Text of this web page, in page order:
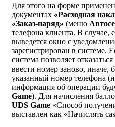
Для этого на форме
документах «Расходная
«Заказ-наряд» (меню
телефона клиента. В случае,
выведется окно с
зарегистрирован в
система позволяет
ввести номер заново, иначе,
указанный номер телефона
информация об операции
Game). Для начисления
UDS Game «Способ
выставлен как «Начислять